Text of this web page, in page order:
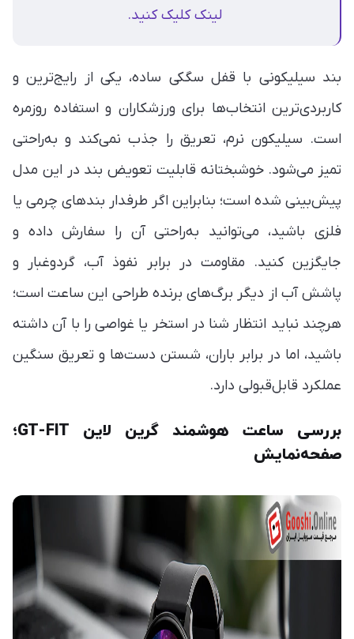
لینک کلیک کنید.
بند سیلیکونی با قفل سگکی ساده، یکی از رایج‌ترین و
کاربردی‌ترین انتخاب‌ها برای ورزشکاران و استفاده روزمره
است. سیلیکون نرم، تعریق را جذب نمی‌کند و به‌راحتی
تمیز می‌شود. خوشبختانه قابلیت تعویض بند در این مدل
پیش‌بینی شده است؛ بنابراین اگر طرفدار بندهای چرمی یا
فلزی باشید، می‌توانید به‌راحتی آن را سفارش داده و
جایگزین کنید. مقاومت در برابر نفوذ آب، گردوغبار و
پاشش آب از دیگر برگ‌های برنده طراحی این ساعت است؛
هرچند نباید انتظار شنا در استخر یا غواصی را با آن داشته
باشید، اما در برابر باران، شستن دست‌ها و تعریق سنگین
عملکرد قابل‌قبولی دارد.
بررسی ساعت هوشمند گرین لاین GT-FIT؛
صفحه‌نمایش